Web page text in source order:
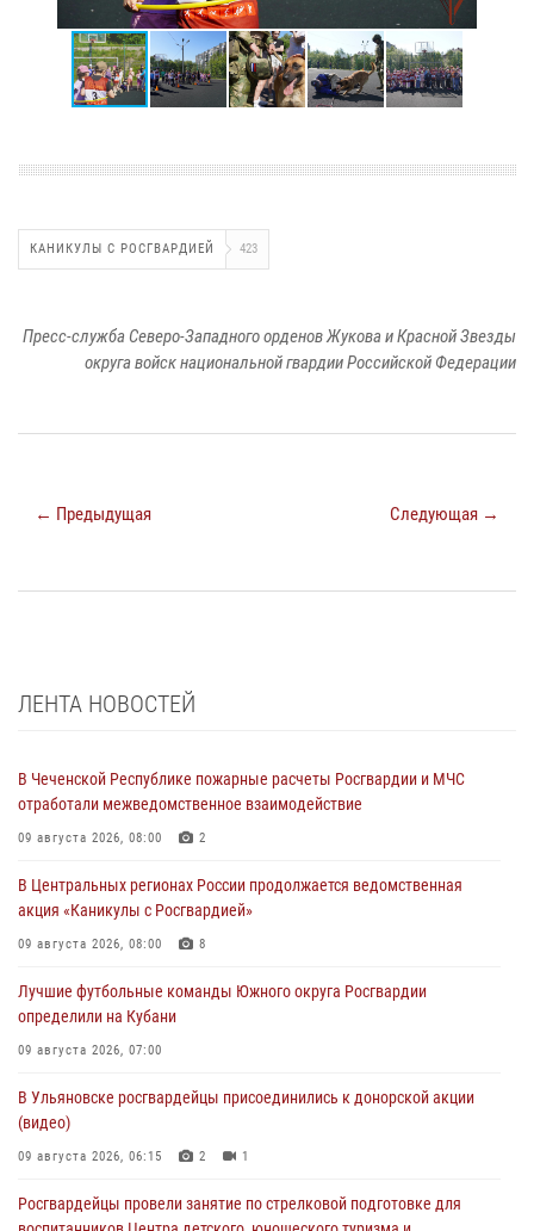
КАНИКУЛЫ С РОСГВАРДИЕЙ 423
Пресс-служба Северо-Западного орденов Жукова и Красной Звезды
округа войск национальной гвардии Российской Федерации
← Предыдущая Следующая →
ЛЕНТА НОВОСТЕЙ
В Чеченской Республике пожарные расчеты Росгвардии и МЧС
отработали межведомственное взаимодействие
09 августа 2026, 08:00 2
В Центральных регионах России продолжается ведомственная
акция «Каникулы с Росгвардией»
09 августа 2026, 08:00 8
Лучшие футбольные команды Южного округа Росгвардии
определили на Кубани
09 августа 2026, 07:00
В Ульяновске росгвардейцы присоединились к донорской акции
(видео)
09 августа 2026, 06:15 2 1
Росгвардейцы провели занятие по стрелковой подготовке для